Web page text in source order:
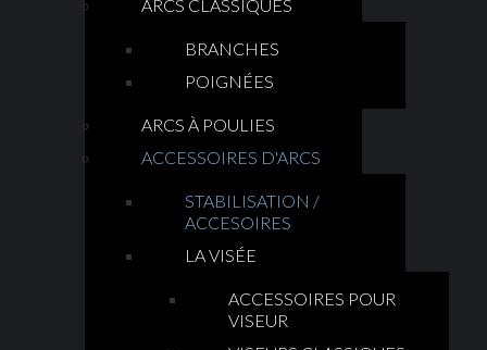
ARCS CLASSIQUES
BRANCHES
POIGNÉES
ARCS À POULIES
ACCESSOIRES D'ARCS
STABILISATION /
ACCESOIRES
LA VISÉE
ACCESSOIRES POUR
VISEUR